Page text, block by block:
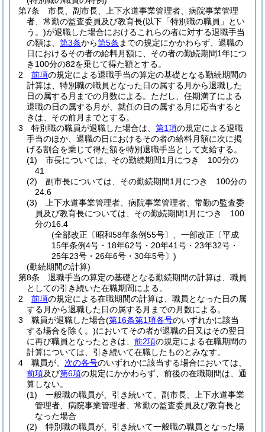
第7条
市長、副市長、上下水道事業管理者、病院事業管理
者、常勤の監査委員及び教育長(以下「特別職の職員」とい
う。)が退職した場合におけるこれらの者に対する退職手当
の額は、 第3条から第5条 までの規定にかかわらず、退職の
日におけるその者の給料月額に、その者の勤続期間1年につ
き100分の82を乗じて得た額とする。
2
前項の規定による退職手当の算定の基礎となる勤続期間の
計算は、特別職の職員となった日の属する月から退職した
日の属する月までの月数による。 ただし、任期満了による
退職の日の属する月が、就任の日の属する月に応当すると
きは、その前月までとする。
3
特別職の職員が退職した場合は、 第1項の規定による退職
手当のほか、退職の日におけるその者の給料月額に次に掲
げる割合を乗じて得た額を特別退職手当として支給する。
(1)
市長については、その勤続期間1月につき 100分の
41
(2)
副市長については、その勤続期間1月につき 100分の
24.6
(3)
上下水道事業管理者、病院事業管理者、常勤の監査委
員及び教育長については、その勤続期間1月につき 100
分の16.4
(全部改正〔昭和58年条例55号〕、一部改正〔平成
15年条例4号・18年62号・20年41号・23年32号・
25年23号・26年6号・30年5号〕)
(勤続期間の計算)
第8条
退職手当の算定の基礎となる勤続期間の計算は、職員
としての引き続いた在職期間による。
2
前項の規定による在職期間の計算は、職員となった日の属
する月から退職した日の属する月までの月数による。
3
職員が退職した場合(第16条第1項各号のいずれかに該当
する場合を除く。)においてその者が退職の日又はその翌日
に再び職員となったときは、 前2項の規定による在職期間の
計算については、引き続いて在職したものとみなす。
4
職員が、 次の各号のいずれかに該当する場合においては、
前項及び第6項の規定にかかわらず、前後の在職期間は、通
算しない。
(1)
一般職の職員が、引き続いて、副市長、上下水道事業
管理者、病院事業管理者、常勤の監査委員及び教育長と
なった場合
(2)
特別職の職員が、引き続いて一般職の職員となった場